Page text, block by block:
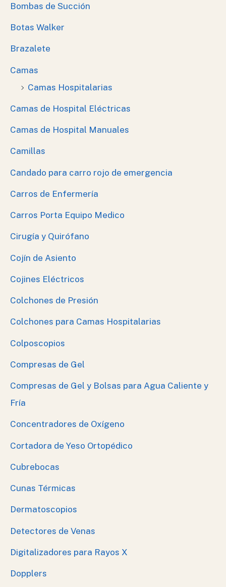
Bombas de Succión
Botas Walker
Brazalete
Camas
Camas Hospitalarias
Camas de Hospital Eléctricas
Camas de Hospital Manuales
Camillas
Candado para carro rojo de emergencia
Carros de Enfermería
Carros Porta Equipo Medico
Cirugía y Quirófano
Cojín de Asiento
Cojines Eléctricos
Colchones de Presión
Colchones para Camas Hospitalarias
Colposcopios
Compresas de Gel
Compresas de Gel y Bolsas para Agua Caliente y
Fría
Concentradores de Oxígeno
Cortadora de Yeso Ortopédico
Cubrebocas
Cunas Térmicas
Dermatoscopios
Detectores de Venas
Digitalizadores para Rayos X
Dopplers